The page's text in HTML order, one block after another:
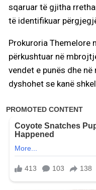
sqaruar të gjitha
të identifikuar
Prokuroria Themelore
përkushtuar në
vendet e punës dhe
dyshohet se kanë